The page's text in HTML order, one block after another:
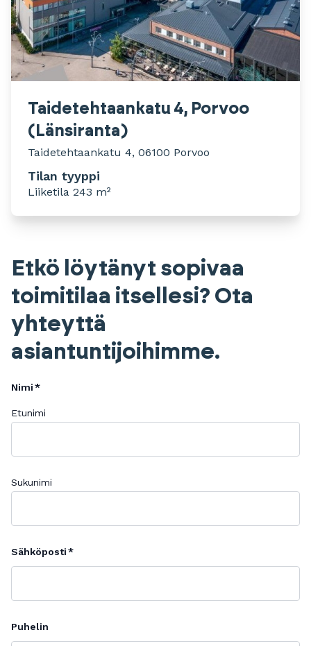
Taidetehtaankatu 4, Porvoo
(Länsiranta)
Taidetehtaankatu 4, 06100 Porvoo
Tilan tyyppi
Liiketila 243 m²
Etkö löytänyt sopivaa
toimitilaa itsellesi? Ota
yhteyttä
asiantuntijoihimme.
Nimi
Etunimi
Sukunimi
Sähköposti
Puhelin